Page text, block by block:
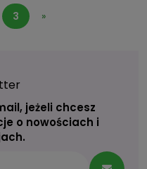
3 »
jeżeli chcesz
o nowościach i